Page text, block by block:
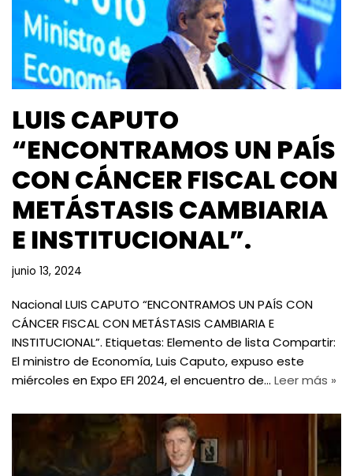
LUIS CAPUTO
“ENCONTRAMOS UN PAÍS
CON CÁNCER FISCAL CON
METÁSTASIS CAMBIARIA
E INSTITUCIONAL”.
junio 13, 2024
Nacional LUIS CAPUTO “ENCONTRAMOS UN PAÍS CON
CÁNCER FISCAL CON METÁSTASIS CAMBIARIA E
INSTITUCIONAL”. Etiquetas: Elemento de lista Compartir:
El ministro de Economía, Luis Caputo, expuso este
miércoles en Expo EFI 2024, el encuentro de… Leer más »